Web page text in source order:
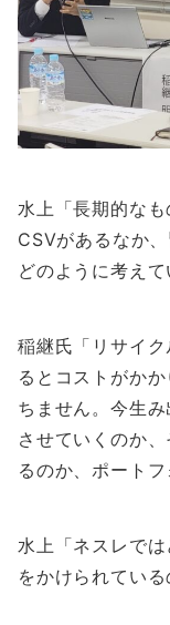
水上「長期的な
CSVがあるなか
どのように考えて
稲継氏「リサイ
るとコストがか
ちません。今生
させていくのか
るのか、ポート
水上「ネスレで
をかけられている